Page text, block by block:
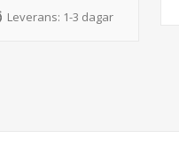
Leverans: 1-3 dagar